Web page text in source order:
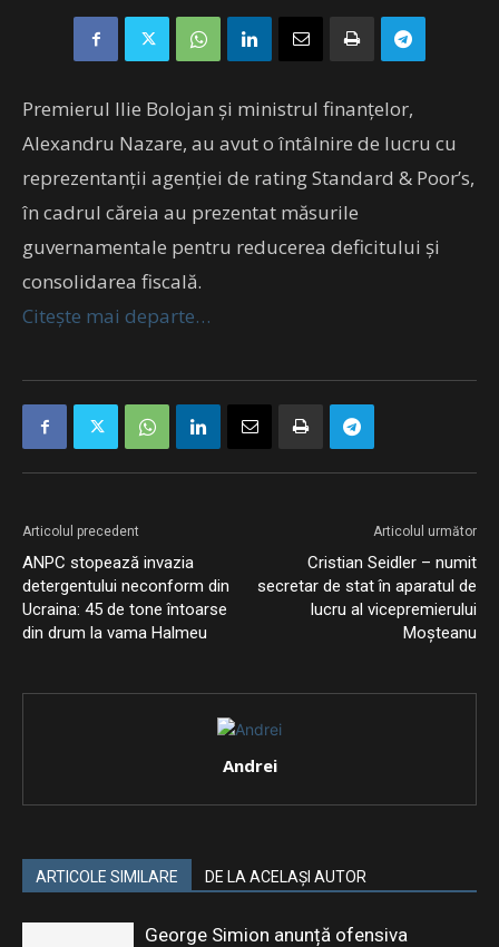
Premierul Ilie Bolojan și ministrul finanțelor,
Alexandru Nazare, au avut o întâlnire de lucru cu
reprezentanții agenției de rating Standard & Poor’s,
în cadrul căreia au prezentat măsurile
guvernamentale pentru reducerea deficitului și
consolidarea fiscală.
Citește mai departe…
Articolul precedent
ANPC stopează invazia
detergentului neconform din
Ucraina: 45 de tone întoarse
din drum la vama Halmeu
Articolul următor
Cristian Seidler – numit
secretar de stat în aparatul de
lucru al vicepremierului
Moşteanu
Andrei
ARTICOLE SIMILARE DE LA ACELAȘI AUTOR
George Simion anunță ofensiva